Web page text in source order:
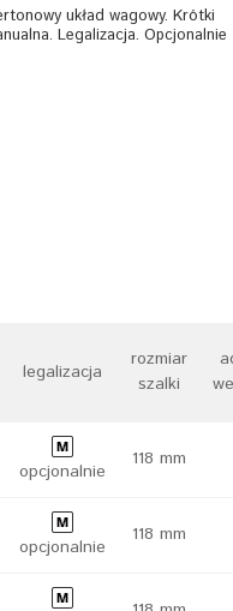
układ wagowy. Krótki
Legalizacja. Opcjonalnie
legalizacja
rozmiar
szalki
opcjonalnie
118 mm
opcjonalnie
118 mm